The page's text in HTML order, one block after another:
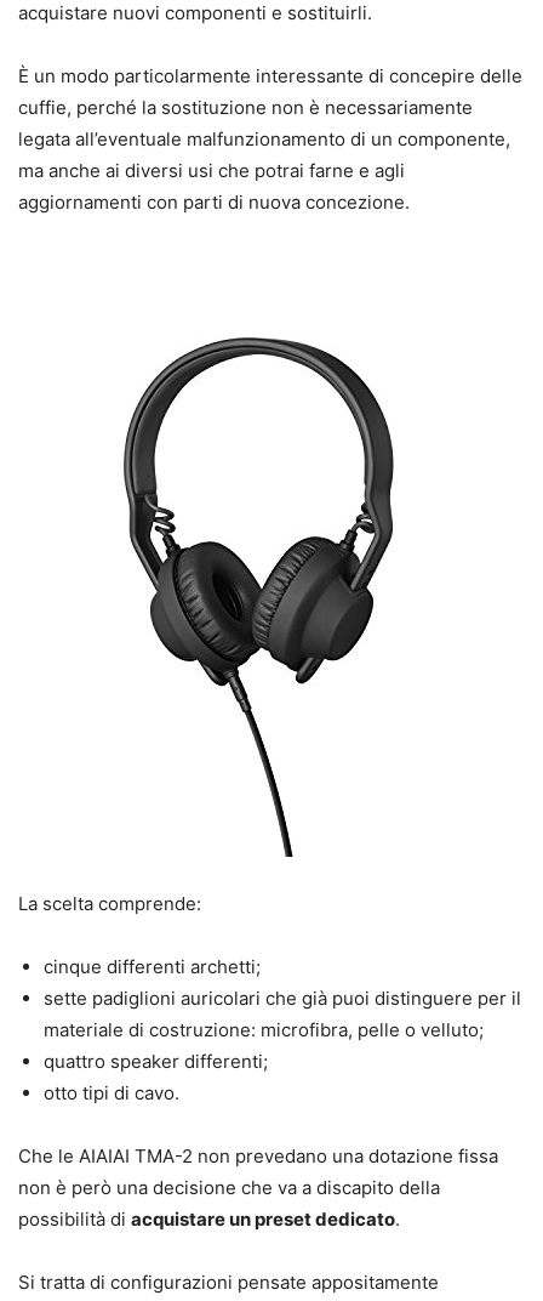
acquistare nuovi componenti e sostituirli.
È un modo particolarmente interessante di concepire delle
cuffie, perché la sostituzione non è necessariamente
legata all’eventuale malfunzionamento di un componente,
ma anche ai diversi usi che potrai farne e agli
aggiornamenti con parti di nuova concezione.
La scelta comprende:
cinque differenti archetti;
sette padiglioni auricolari che già puoi distinguere per il
materiale di costruzione: microfibra, pelle o velluto;
quattro speaker differenti;
otto tipi di cavo.
Che le AIAIAI TMA-2 non prevedano una dotazione fissa
non è però una decisione che va a discapito della
possibilità di acquistare un preset dedicato.
Si tratta di configurazioni pensate appositamente